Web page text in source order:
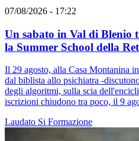
07/08/2026 - 17:22
Un sabato in Val di Blenio
la Summer School della
Il 29 agosto, alla Casa Montanina
dal biblista allo psichiatra -
degli algoritmi, sulla scia
iscrizioni chiudono tra poco, il 9
Laudato Si Formazione